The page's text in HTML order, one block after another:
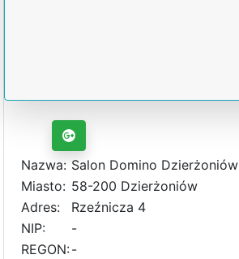
Nazwa: Salon Domino Dzierżoniów
Miasto: 58-200 Dzierżoniów
Adres:
Rzeźnicza 4
NIP:
-
REGON:-